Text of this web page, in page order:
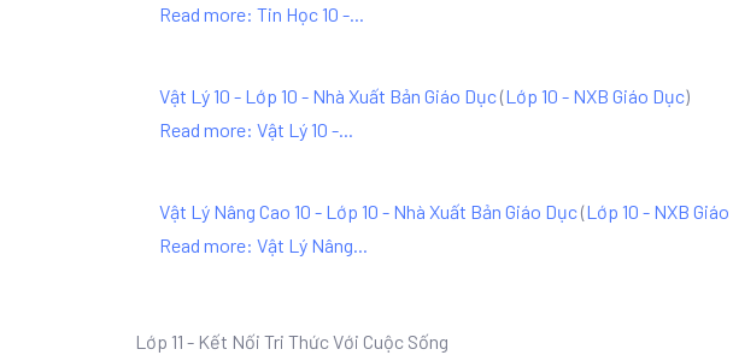
Read more: Tin Học 10 -...
Vật Lý 10 - Lớp 10 - Nhà Xuất Bản Giáo Dục(Lớp 10 - NXB Giáo Dục)
Read more: Vật Lý 10 -...
Vật Lý Nâng Cao 10 - Lớp 10 - Nhà Xuất Bản Giáo Dục(Lớp 10 - NXB
Read more: Vật Lý Nâng...
Lớp 11 - Kết Nối Tri Thức Với Cuộc Sống